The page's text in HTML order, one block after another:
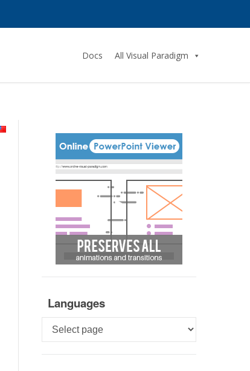
Docs All Visual Paradigm
Languages
Languages